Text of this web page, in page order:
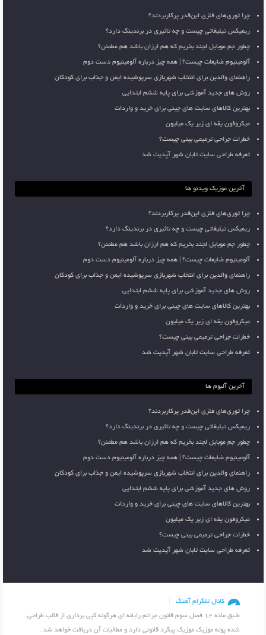
چرا توری‌های فلزی این‌قدر پرکاربردند؟
ریمیکس تبلیغاتی چیست و چه تاثیری در برندینگ دارد؟
چطور جم موبایل لجند بخریم که هم ارزان باشد هم مطمئن؟
آلومینیوم ضایعات چیست؟ | همه چیز درباره آلومینیوم دست دوم
راهنمای والدین برای انتخاب شهربازی سرپوشیده ایمن و جذاب برای کودکان
روش های جدید آموزشی برای پایه ششم ابتدایی
بهترین کالاهای سایت های چینی برای خرید و واردات
میکروفون یقه ای زیر یک میلیون
خطرات جراحی ترمیمی بینی چیست؟
تعرفه طراحی سایت تابان شهر آپدیت شد
آخرین موزیک ویدئو ها
چرا توری‌های فلزی این‌قدر پرکاربردند؟
ریمیکس تبلیغاتی چیست و چه تاثیری در برندینگ دارد؟
چطور جم موبایل لجند بخریم که هم ارزان باشد هم مطمئن؟
آلومینیوم ضایعات چیست؟ | همه چیز درباره آلومینیوم دست دوم
راهنمای والدین برای انتخاب شهربازی سرپوشیده ایمن و جذاب برای کودکان
روش های جدید آموزشی برای پایه ششم ابتدایی
بهترین کالاهای سایت های چینی برای خرید و واردات
میکروفون یقه ای زیر یک میلیون
خطرات جراحی ترمیمی بینی چیست؟
تعرفه طراحی سایت تابان شهر آپدیت شد
آخرین آلبوم ها
چرا توری‌های فلزی این‌قدر پرکاربردند؟
ریمیکس تبلیغاتی چیست و چه تاثیری در برندینگ دارد؟
چطور جم موبایل لجند بخریم که هم ارزان باشد هم مطمئن؟
آلومینیوم ضایعات چیست؟ | همه چیز درباره آلومینیوم دست دوم
راهنمای والدین برای انتخاب شهربازی سرپوشیده ایمن و جذاب برای کودکان
روش های جدید آموزشی برای پایه ششم ابتدایی
بهترین کالاهای سایت های چینی برای خرید و واردات
میکروفون یقه ای زیر یک میلیون
خطرات جراحی ترمیمی بینی چیست؟
تعرفه طراحی سایت تابان شهر آپدیت شد
کانال تلگرام آهنگ
طـبق ماده 12 فصل سوم قانون جرائم رایانه ای هرگونه کپی برداری از قالب طراحی
شده پونه موزیک موزیک پیگرد قانونی دارد و مطالبات آن دریافت خواهد شد .